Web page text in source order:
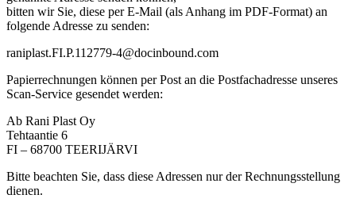
bitten wir Sie, diese per E-Mail (als Anhang im PDF-Format) an
folgende Adresse zu senden:
raniplast.FI.P.112779-4@docinbound.com
Papierrechnungen können per Post an die Postfachadresse unseres
Scan-Service gesendet werden:
Ab Rani Plast Oy
Tehtaantie 6
FI – 68700 TEERIJÄRVI
Bitte beachten Sie, dass diese Adressen nur der Rechnungsstellung
dienen.